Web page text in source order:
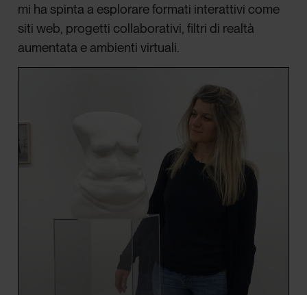
mi ha spinta a esplorare formati interattivi come
siti web, progetti collaborativi, filtri di realtà
aumentata e ambienti virtuali.